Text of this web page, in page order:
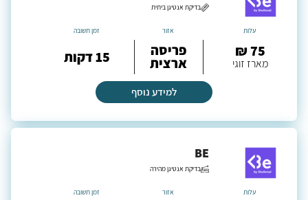
בדיקת אנטיגן ביתית
עלות
75 ₪
מארז זוגי
אזור
פריסה
ארצית
זמן תשובה
15 דקות
למידע נוסף
BE
בדיקת אנטיגן מהירה
עלות אזור זמן תשובה